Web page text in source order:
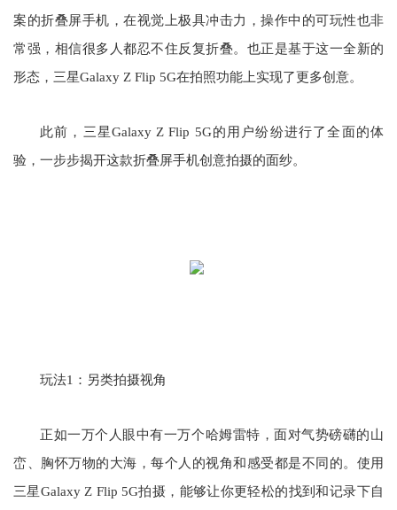
案的折叠屏手机，在视觉上极具冲击力，操作中的可玩性也非
常强，相信很多人都忍不住反复折叠。也正是基于这一全新的
形态，三星Galaxy Z Flip 5G在拍照功能上实现了更多创意。
此前，三星Galaxy Z Flip 5G的用户纷纷进行了全面的体
验，一步步揭开这款折叠屏手机创意拍摄的面纱。
玩法1：另类拍摄视角
正如一万个人眼中有一万个哈姆雷特，面对气势磅礴的山
峦、胸怀万物的大海，每个人的视角和感受都是不同的。使用
三星Galaxy Z Flip 5G拍摄，能够让你更轻松的找到和记录下自